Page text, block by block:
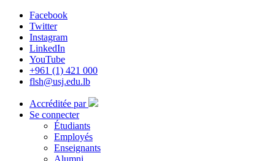
Facebook
Twitter
Instagram
LinkedIn
YouTube
+961 (1) 421 000
flsh@usj.edu.lb
Accréditée par
Se connecter
Étudiants
Employés
Enseignants
Alumni